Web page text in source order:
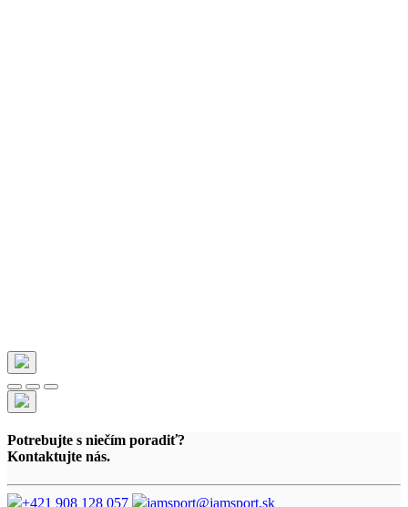
Potrebujte s niečím poradiť?
Kontaktujte nás.
+421 908 128 057 jamsport@jamsport.sk